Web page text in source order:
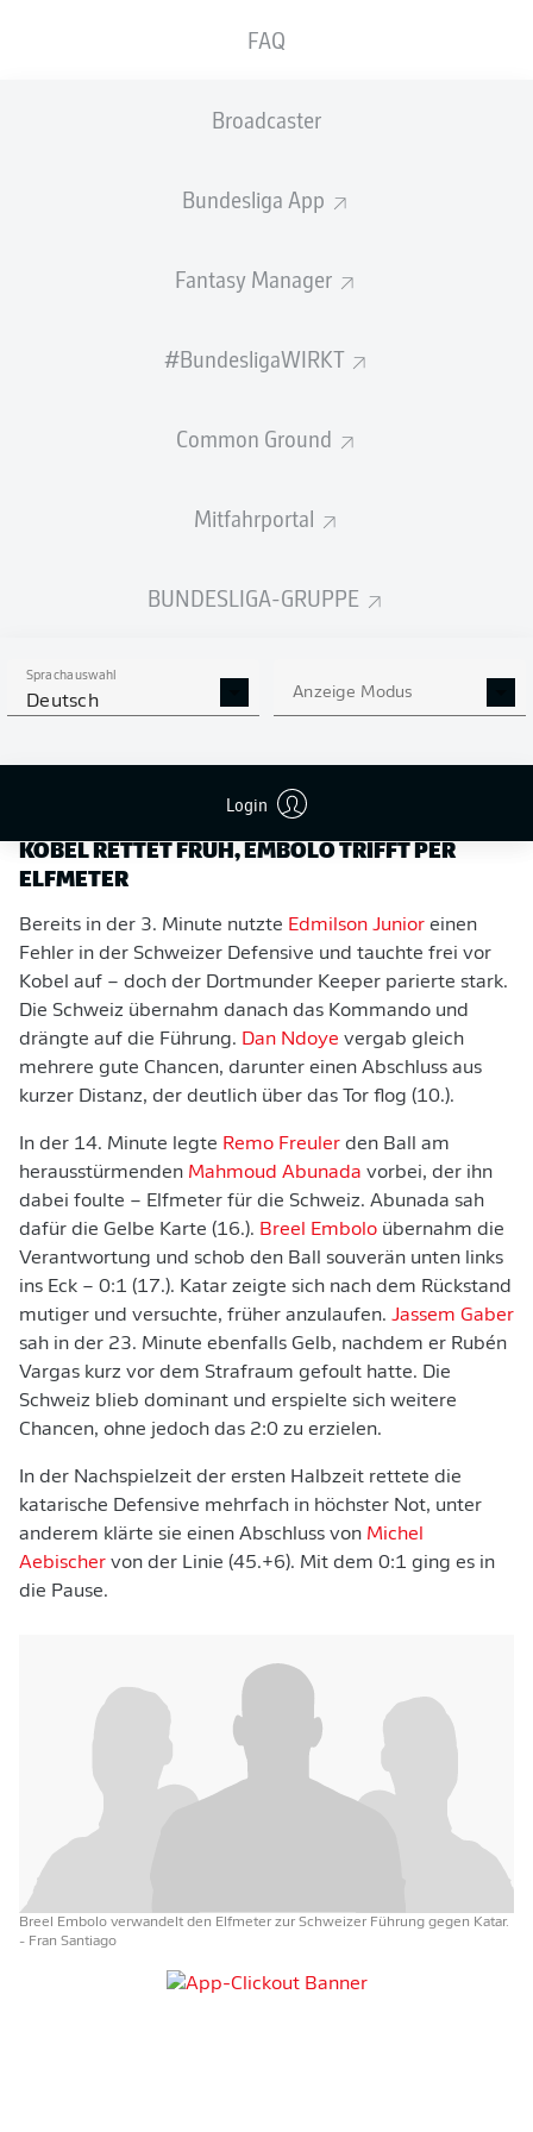
FAQ
Broadcaster
Bundesliga App
Fantasy Manager
#BundesligaWIRKT
Common Ground
Mitfahrportal
BUNDESLIGA-GRUPPE
Sprachauswahl
Deutsch Anzeige Modus
Login
dramatisches Remis, das die Schweiz trotz
Am 1. Spieltag der Gruppe B der FIFA
San Francisco Bay Area Stadium in Santa Clara,
Kalifornien. Für Katar war es erst die zweite WM-
punktlos aus. Die Schweiz hingegen bestritt ihre 13.
Neun Schweizer Spieler stehen bei deutschen
Bundesliga-Clubs unter Vertrag, darunter Gregor Kobel
Mönchengladbach). Auch KapitänGranit Xhaka
- Alex Grimm
KOBEL RETTET FRÜH, EMBOLO TRIFFT PER
ELFMETER
Bereits in der 3. Minute nutzte Edmilson Junior einen
Fehler in der Schweizer Defensive und tauchte frei vor
Kobel auf – doch der Dortmunder Keeper parierte stark.
Die Schweiz übernahm danach das Kommando und
drängte auf die Führung. Dan Ndoye vergab gleich
mehrere gute Chancen, darunter einen Abschluss aus
kurzer Distanz, der deutlich über das Tor flog (10.).
In der 14. Minute legte Remo Freuler den Ball am
herausstürmenden Mahmoud Abunada vorbei, der ihn
dabei foulte – Elfmeter für die Schweiz. Abunada sah
dafür die Gelbe Karte (16.). Breel Embolo übernahm die
Verantwortung und schob den Ball souverän unten links
ins Eck – 0:1 (17.). Katar zeigte sich nach dem Rückstand
mutiger und versuchte, früher anzulaufen. Jassem Gaber
sah in der 23. Minute ebenfalls Gelb, nachdem er Rubén
Vargas kurz vor dem Strafraum gefoult hatte. Die
Schweiz blieb dominant und erspielte sich weitere
Chancen, ohne jedoch das 2:0 zu erzielen.
In der Nachspielzeit der ersten Halbzeit rettete die
katarische Defensive mehrfach in höchster Not, unter
anderem klärte sie einen Abschluss von Michel
Aebischer von der Linie (45.+6). Mit dem 0:1 ging es in
die Pause.
Breel Embolo verwandelt den Elfmeter zur Schweizer Führung gegen Katar.
- Fran Santiago